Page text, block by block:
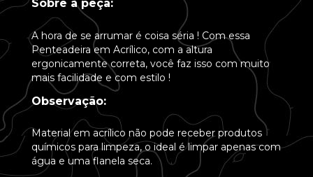
Sobre a peça:
A hora de se arrumar é coisa séria ! Com essa
Penteadeira em Acrílico, com a altura
ergonicamente correta, você faz isso com muito
mais facilidade e com estilo !
Observação:
Material em acrílico não pode receber produtos
químicos para limpeza, o ideal é limpar apenas com
água e uma flanela seca.